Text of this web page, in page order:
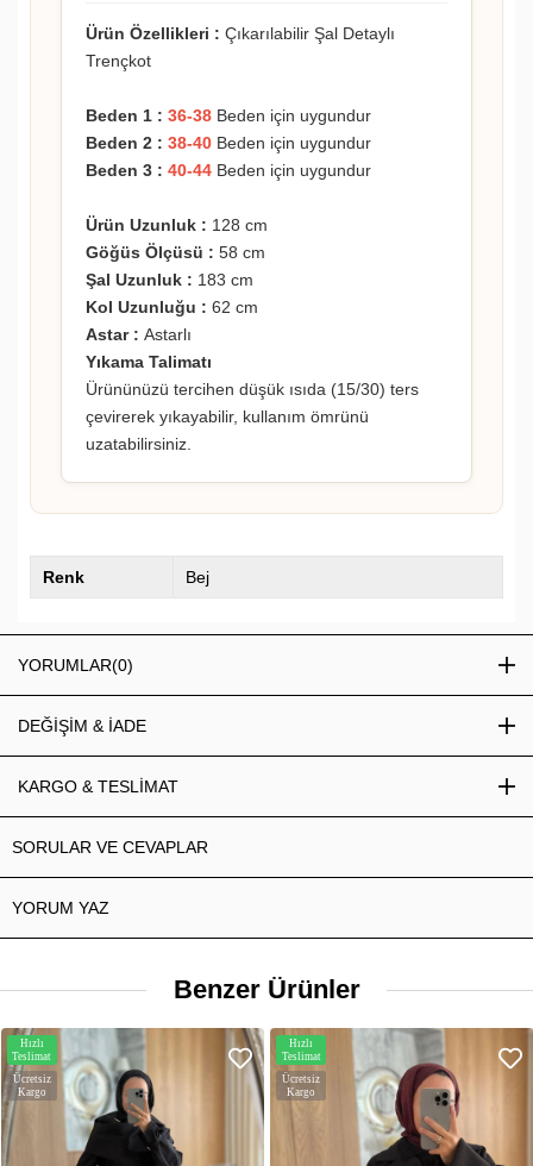
Ürün Özellikleri : Çıkarılabilir Şal Detaylı
Trençkot
Beden 1 : 36-38 Beden için uygundur
Beden 2 : 38-40 Beden için uygundur
Beden 3 : 40-44 Beden için uygundur
Ürün Uzunluk : 128 cm
Göğüs Ölçüsü : 58 cm
Şal Uzunluk : 183 cm
Kol Uzunluğu : 62 cm
Astar : Astarlı
Yıkama Talimatı
Ürününüzü tercihen düşük ısıda (15/30) ters
çevirerek yıkayabilir, kullanım ömrünü
uzatabilirsiniz.
Renk Bej
YORUMLAR(0)
DEĞİŞİM & İADE
KARGO & TESLİMAT
SORULAR VE CEVAPLAR
YORUM YAZ
Benzer Ürünler
Ücretsiz
Kargo
Teslimat
Ücretsiz